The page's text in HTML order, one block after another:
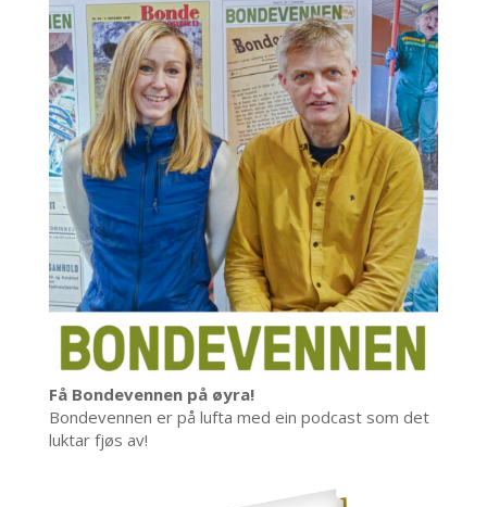
Få Bondevennen på øyra!
Bondevennen er på lufta med ein podcast som det
luktar fjøs av!